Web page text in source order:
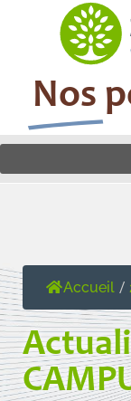
Nos
Accueil /